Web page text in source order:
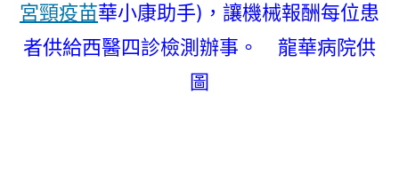
宮頸疫苗華小康助手)，讓機械報酬每位患
者供給西醫四診檢測辦事。 龍華病院供
圖